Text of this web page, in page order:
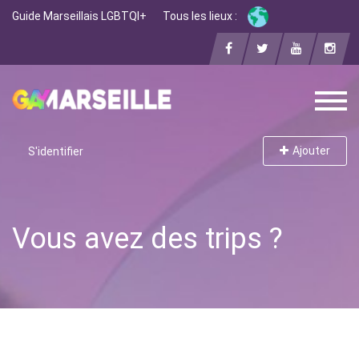
Guide Marseillais LGBTQI+ Tous les lieux :
S'identifier Ajouter
Vous avez des trips ?